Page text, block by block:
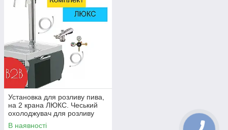
Установка для розливу пива,
на 2 крана ЛЮКС. Чеський
охолоджувач для розливу
напоїв з кег. Всі комплектуючі
В наявності